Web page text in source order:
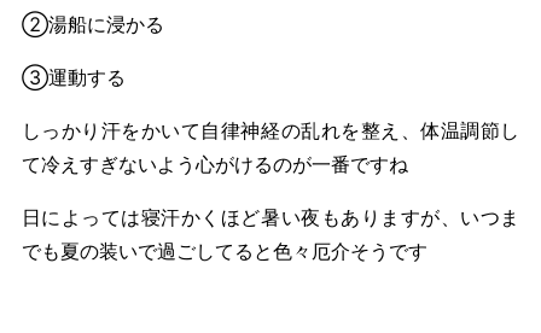
②湯船に浸かる
③運動する
しっかり汗をかいて自律神経の乱れを整え、体温調節し
て冷えすぎないよう心がけるのが一番ですね
日によっては寝汗かくほど暑い夜もありますが、いつま
でも夏の装いで過ごしてると色々厄介そうです